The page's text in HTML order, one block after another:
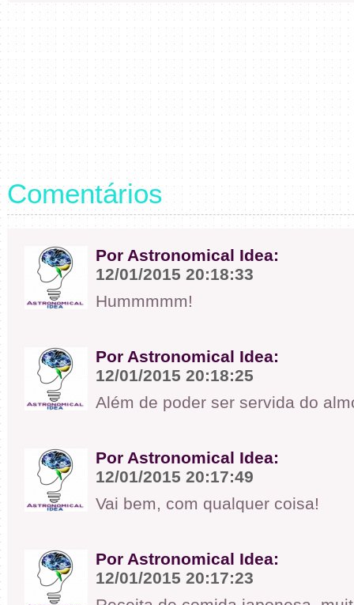
Comentários
Por Astronomical Idea:
12/01/2015 20:18:33
Hummmmm!
Por Astronomical Idea:
12/01/2015 20:18:25
Além de poder ser servida do
Por Astronomical Idea:
12/01/2015 20:17:49
Vai bem, com qualquer coisa!
Por Astronomical Idea:
12/01/2015 20:17:23